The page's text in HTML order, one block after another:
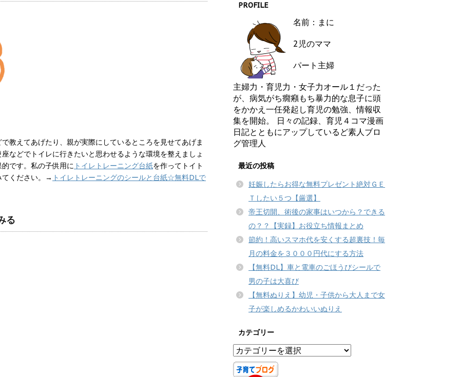
教えてあげたり、親が実際にしているところを見せてあげま
などでトイレに行きたいと思わせるような環境を整えましょ
です。私の子供用に トイレトレーニング台紙を作ってトイト
てください。→ トイレトレーニングのシールと台紙☆無料DLで
る
PROFILE
名前：まに
2児のママ
パート主婦
主婦力・育児力・女子力オール１だった
が、病気がち癇癪もち暴力的な息子に頭
をかかえ一任発起し育児の勉強、情報収
集を開始。 日々の記録、育児４コマ漫画
日記とともにアップしているど素人ブロ
グ管理人
最近の投稿
妊娠したらお得な無料プレゼント絶対ＧＥ
Ｔしたい５つ【厳選】
帝王切開、術後の家事はいつから？できる
の？？【実録】お役立ち情報まとめ
節約！高いスマホ代を安くする超裏技！毎
月の料金を３０００円代にする方法
【無料DL】車と電車のごほうびシールで
男の子は大喜び
【無料ぬりえ】幼児・子供から大人まで女
子が楽しめるかわいいぬりえ
カテゴリー
カ
テ
ゴ